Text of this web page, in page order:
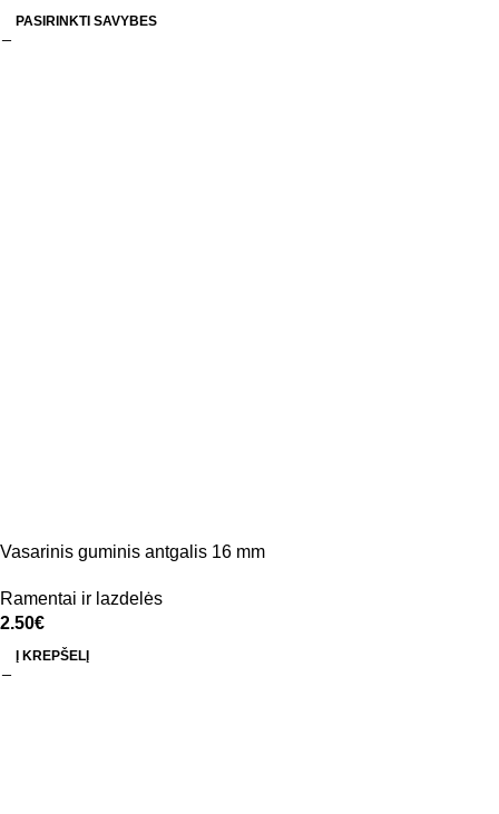
PASIRINKTI SAVYBES
Vasarinis guminis antgalis 16 mm
Ramentai ir lazdelės
2.50€
Į KREPŠELĮ